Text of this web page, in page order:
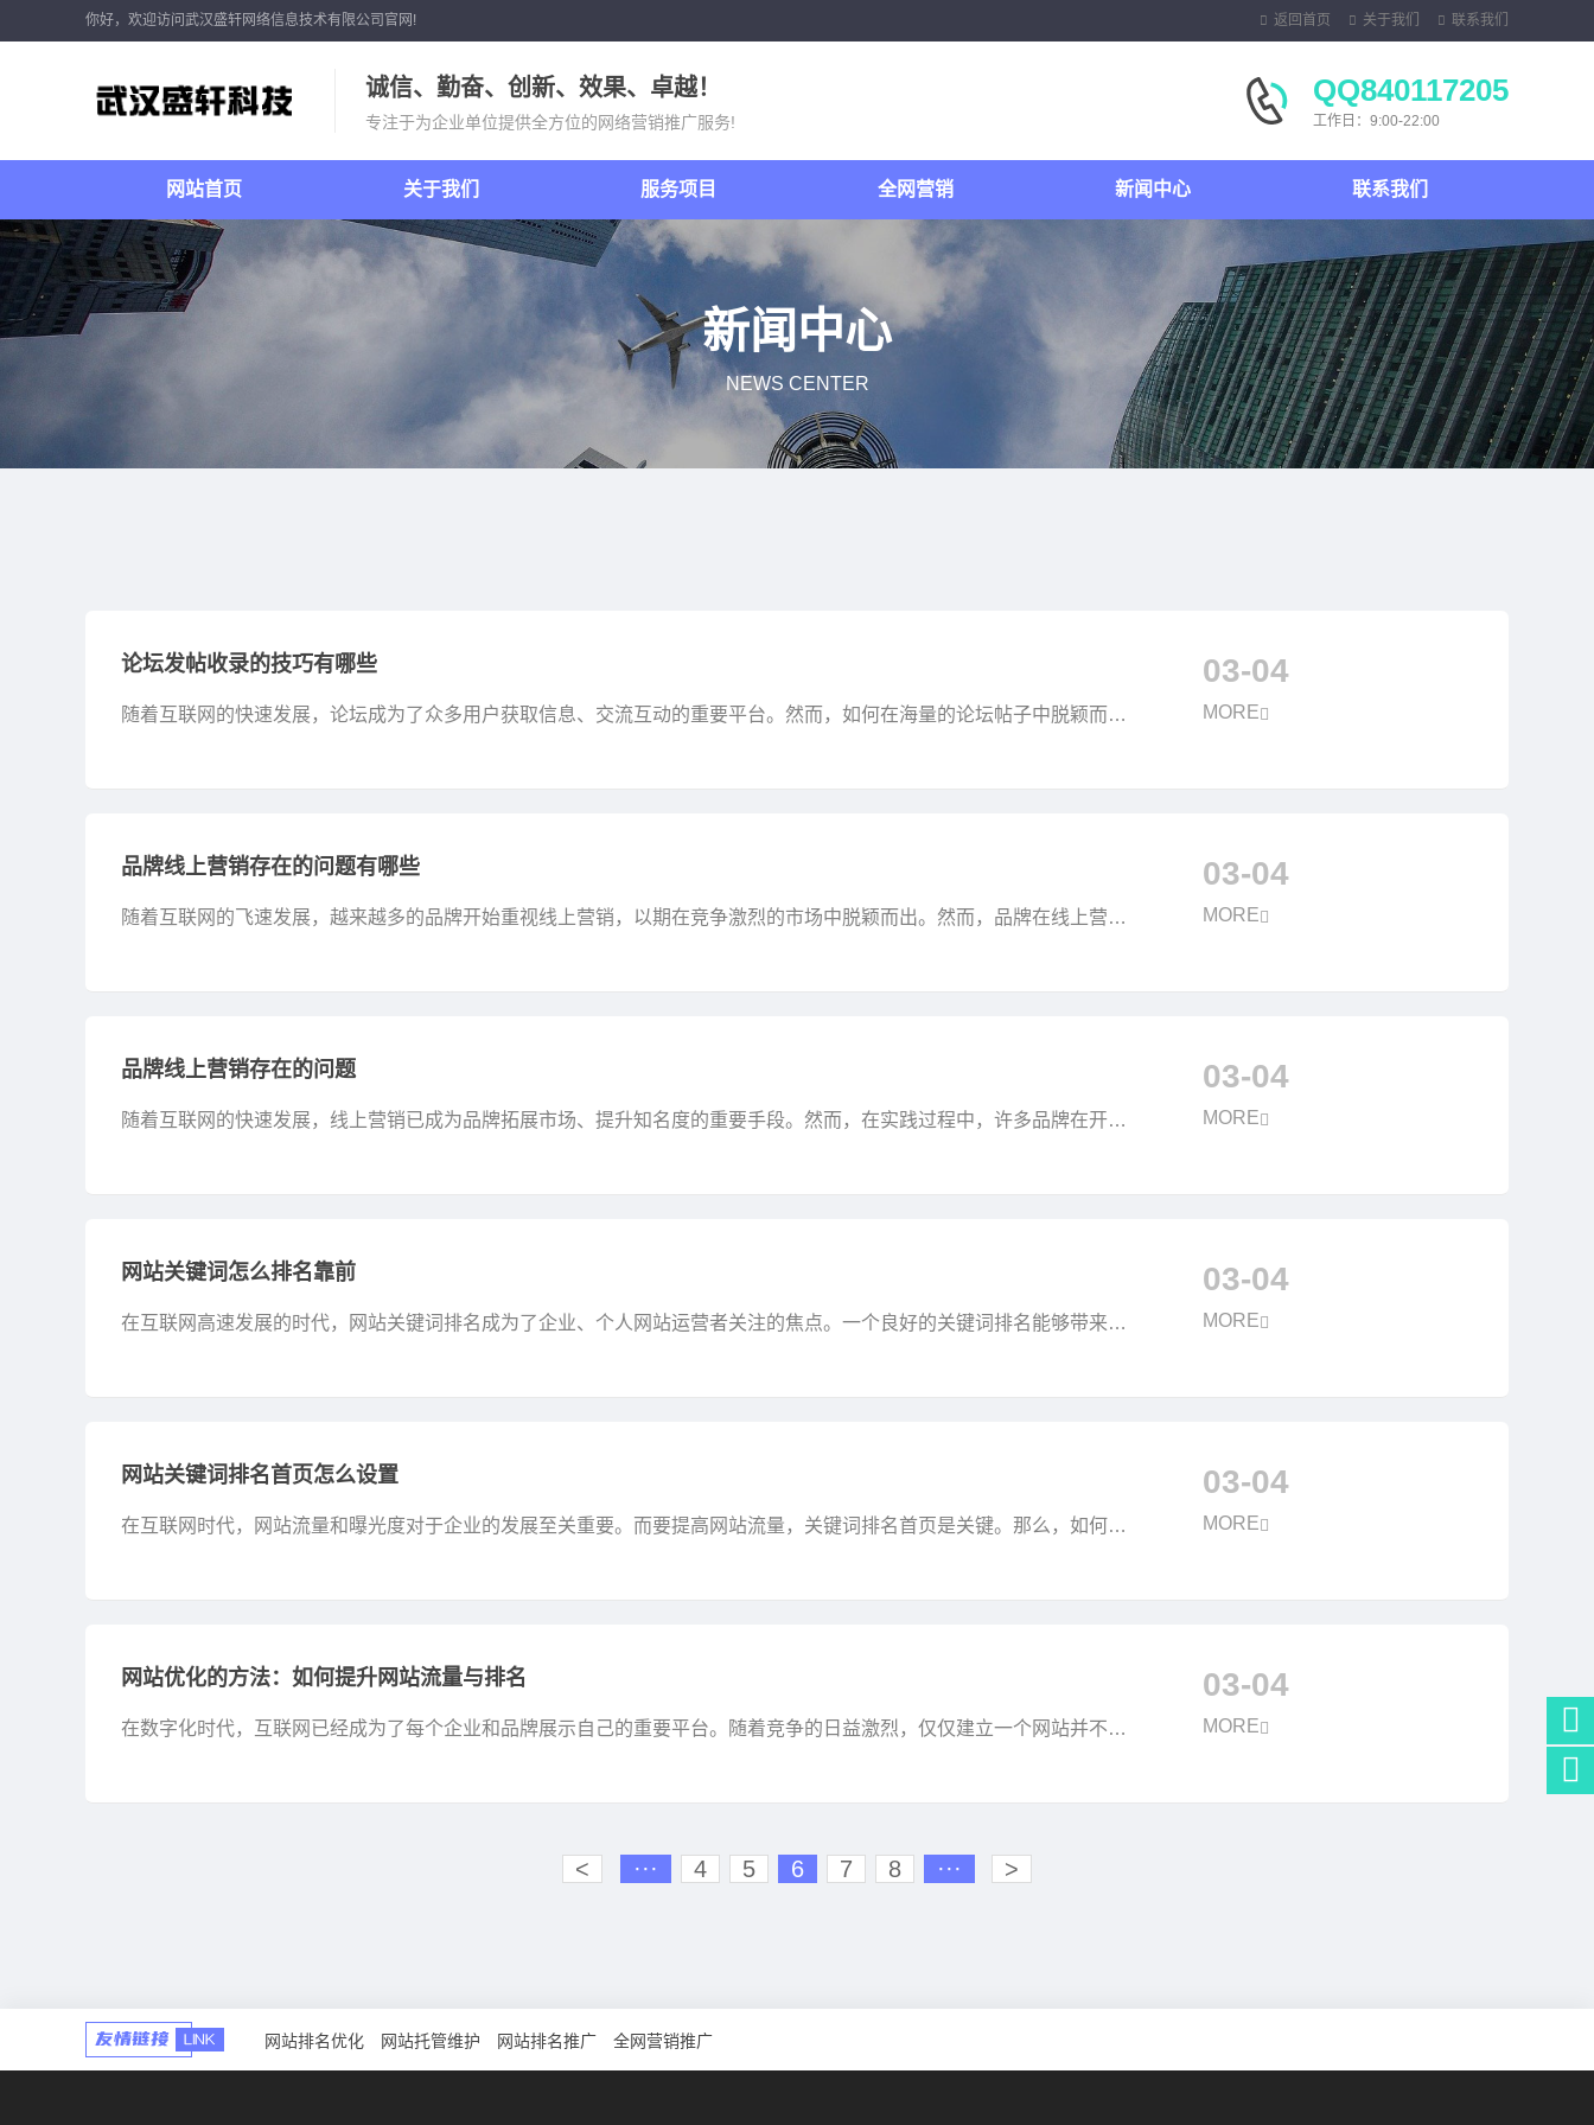
你好，欢迎访问武汉盛轩网络信息技术有限公司官网! 返回首页 关于我们 联系我们
诚信、勤奋、创新、效果、卓越！
专注于为企业单位提供全方位的网络营销推广服务!
QQ840117205
工作日：9:00-22:00
网站首页 关于我们 服务项目 全网营销 新闻中心 联系我们
新闻中心
NEWS CENTER
论坛发帖收录的技巧有哪些
随着互联网的快速发展，论坛成为了众多用户获取信息、交流互动的重要平台。然而，如何在海量的论坛帖子中脱颖而
03-04
MORE
品牌线上营销存在的问题有哪些
随着互联网的飞速发展，越来越多的品牌开始重视线上营销，以期在竞争激烈的市场中脱颖而出。然而，品牌在线上营销
03-04
MORE
品牌线上营销存在的问题
随着互联网的快速发展，线上营销已成为品牌拓展市场、提升知名度的重要手段。然而，在实践过程中，许多品牌在开展
03-04
MORE
网站关键词怎么排名靠前
在互联网高速发展的时代，网站关键词排名成为了企业、个人网站运营者关注的焦点。一个良好的关键词排名能够带来可
03-04
MORE
网站关键词排名首页怎么设置
在互联网时代，网站流量和曝光度对于企业的发展至关重要。而要提高网站流量，关键词排名首页是关键。那么，如何才
03-04
MORE
网站优化的方法：如何提升网站流量与排名
在数字化时代，互联网已经成为了每个企业和品牌展示自己的重要平台。随着竞争的日益激烈，仅仅建立一个网站并不能
03-04
MORE
< ··· 4 5 6 7 8 ··· >
网站排名优化 网站托管维护 网站排名推广 全网营销推广